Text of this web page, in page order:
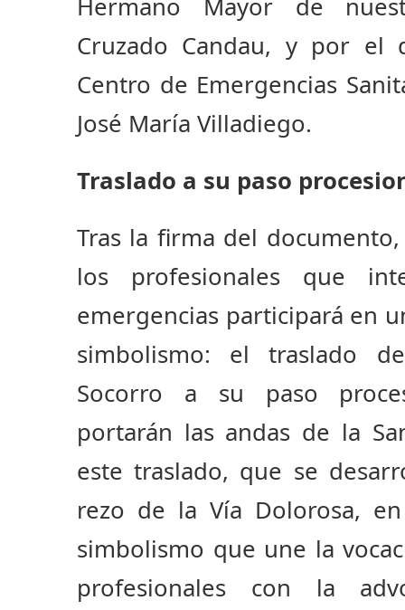
Hermano Mayor de
Cruzado Candau, y por el
Centro de Emergencias
José María Villadiego.
Traslado a su paso
Tras la firma del
los profesionales que
emergencias participará en
simbolismo: el traslado
Socorro a su paso
portarán las andas de la
este traslado, que se
rezo de la Vía Dolorosa,
simbolismo que une la
profesionales con la